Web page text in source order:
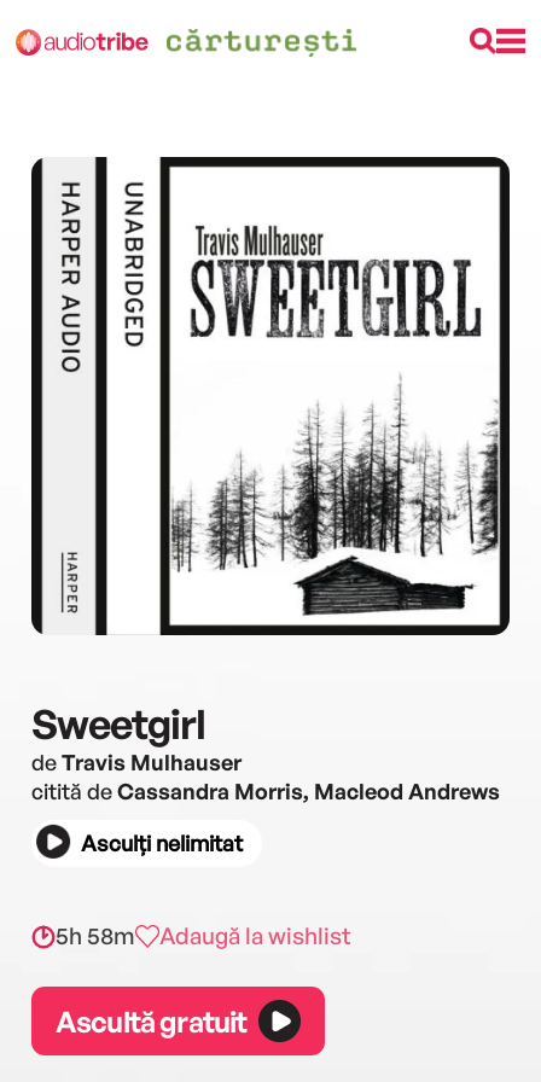
Sweetgirl
deTravis Mulhauser
citită deCassandra Morris, Macleod Andrews
Asculți nelimitat
5h 58m Adaugă la wishlist
Ascultă gratuit